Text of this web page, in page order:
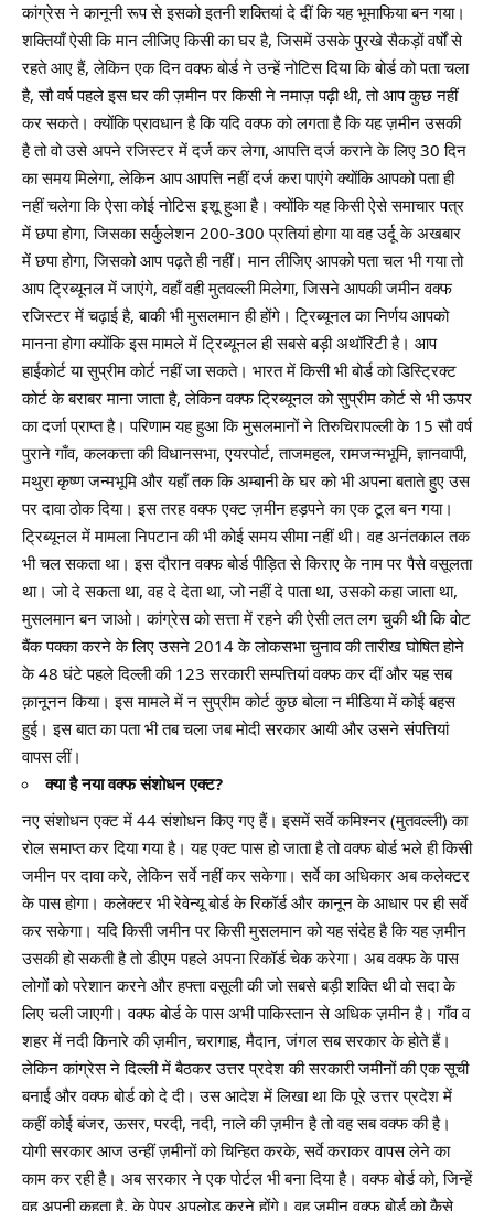
कांग्रेस ने कानूनी रूप से इसको इतनी शक्तियां दे दीं कि यह भूमाफिया बन गया।
शक्तियाँ ऐसी कि मान लीजिए किसी का घर है, जिसमें उसके पुरखे सैकड़ों वर्षों से
रहते आए हैं, लेकिन एक दिन वक्फ बोर्ड ने उन्हें नोटिस दिया कि बोर्ड को पता चला
है, सौ वर्ष पहले इस घर की ज़मीन पर किसी ने नमाज़ पढ़ी थी, तो आप कुछ नहीं
कर सकते। क्योंकि प्रावधान है कि यदि वक्फ को लगता है कि यह ज़मीन उसकी
है तो वो उसे अपने रजिस्टर में दर्ज कर लेगा, आपत्ति दर्ज कराने के लिए 30 दिन
का समय मिलेगा, लेकिन आप आपत्ति नहीं दर्ज करा पाएंगे क्योंकि आपको पता ही
नहीं चलेगा कि ऐसा कोई नोटिस इशू हुआ है। क्योंकि यह किसी ऐसे समाचार पत्र
में छपा होगा, जिसका सर्कुलेशन 200-300 प्रतियां होगा या वह उर्दू के अखबार
में छपा होगा, जिसको आप पढ़ते ही नहीं। मान लीजिए आपको पता चल भी गया तो
आप ट्रिब्यूनल में जाएंगे, वहॉं वही मुतवल्ली मिलेगा, जिसने आपकी जमीन वक्फ
रजिस्टर में चढ़ाई है, बाकी भी मुसलमान ही होंगे। ट्रिब्यूनल का निर्णय आपको
मानना होगा क्योंकि इस मामले में ट्रिब्यूनल ही सबसे बड़ी अथॉरिटी है। आप
हाईकोर्ट या सुप्रीम कोर्ट नहीं जा सकते। भारत में किसी भी बोर्ड को डिस्ट्रिक्ट
कोर्ट के बराबर माना जाता है, लेकिन वक्फ ट्रिब्यूनल को सुप्रीम कोर्ट से भी ऊपर
का दर्जा प्राप्त है। परिणाम यह हुआ कि मुसलमानों ने तिरुचिरापल्ली के 15 सौ वर्ष
पुराने गाँव, कलकत्ता की विधानसभा, एयरपोर्ट, ताजमहल, रामजन्मभूमि, ज्ञानवापी,
मथुरा कृष्ण जन्मभूमि और यहॉं तक कि अम्बानी के घर को भी अपना बताते हुए उस
पर दावा ठोक दिया। इस तरह वक्फ एक्ट ज़मीन हड़पने का एक टूल बन गया।
ट्रिब्यूनल में मामला निपटान की भी कोई समय सीमा नहीं थी। वह अनंतकाल तक
भी चल सकता था। इस दौरान वक्फ बोर्ड पीड़ित से किराए के नाम पर पैसे वसूलता
था। जो दे सकता था, वह दे देता था, जो नहीं दे पाता था, उसको कहा जाता था,
मुसलमान बन जाओ। कांग्रेस को सत्ता में रहने की ऐसी लत लग चुकी थी कि वोट
बैंक पक्का करने के लिए उसने 2014 के लोकसभा चुनाव की तारीख घोषित होने
के 48 घंटे पहले दिल्ली की 123 सरकारी सम्पत्तियां वक्फ कर दीं और यह सब
क़ानूनन किया। इस मामले में न सुप्रीम कोर्ट कुछ बोला न मीडिया में कोई बहस
हुई। इस बात का पता भी तब चला जब मोदी सरकार आयी और उसने संपत्तियां
वापस लीं।
क्या है नया वक्फ संशोधन एक्ट?
नए संशोधन एक्ट में 44 संशोधन किए गए हैं। इसमें सर्वे कमिश्नर (मुतवल्ली) का
रोल समाप्त कर दिया गया है। यह एक्ट पास हो जाता है तो वक्फ बोर्ड भले ही किसी
जमीन पर दावा करे, लेकिन सर्वे नहीं कर सकेगा। सर्वे का अधिकार अब कलेक्टर
के पास होगा। कलेक्टर भी रेवेन्यू बोर्ड के रिकॉर्ड और कानून के आधार पर ही सर्वे
कर सकेगा। यदि किसी जमीन पर किसी मुसलमान को यह संदेह है कि यह ज़मीन
उसकी हो सकती है तो डीएम पहले अपना रिकॉर्ड चेक करेगा। अब वक्फ के पास
लोगों को परेशान करने और हफ्ता वसूली की जो सबसे बड़ी शक्ति थी वो सदा के
लिए चली जाएगी। वक्फ बोर्ड के पास अभी पाकिस्तान से अधिक ज़मीन है। गाँव व
शहर में नदी किनारे की ज़मीन, चरागाह, मैदान, जंगल सब सरकार के होते हैं।
लेकिन कांग्रेस ने दिल्ली में बैठकर उत्तर प्रदेश की सरकारी जमीनों की एक सूची
बनाई और वक्फ बोर्ड को दे दी। उस आदेश में लिखा था कि पूरे उत्तर प्रदेश में
कहीं कोई बंजर, ऊसर, परदी, नदी, नाले की ज़मीन है तो वह सब वक्फ की है।
योगी सरकार आज उन्हीं ज़मीनों को चिन्हित करके, सर्वे कराकर वापस लेने का
काम कर रही है। अब सरकार ने एक पोर्टल भी बना दिया है। वक्फ बोर्ड को, जिन्हें
वह अपनी कहता है, के पेपर अपलोड करने होंगे। वह ज़मीन वक्फ बोर्ड को कैसे